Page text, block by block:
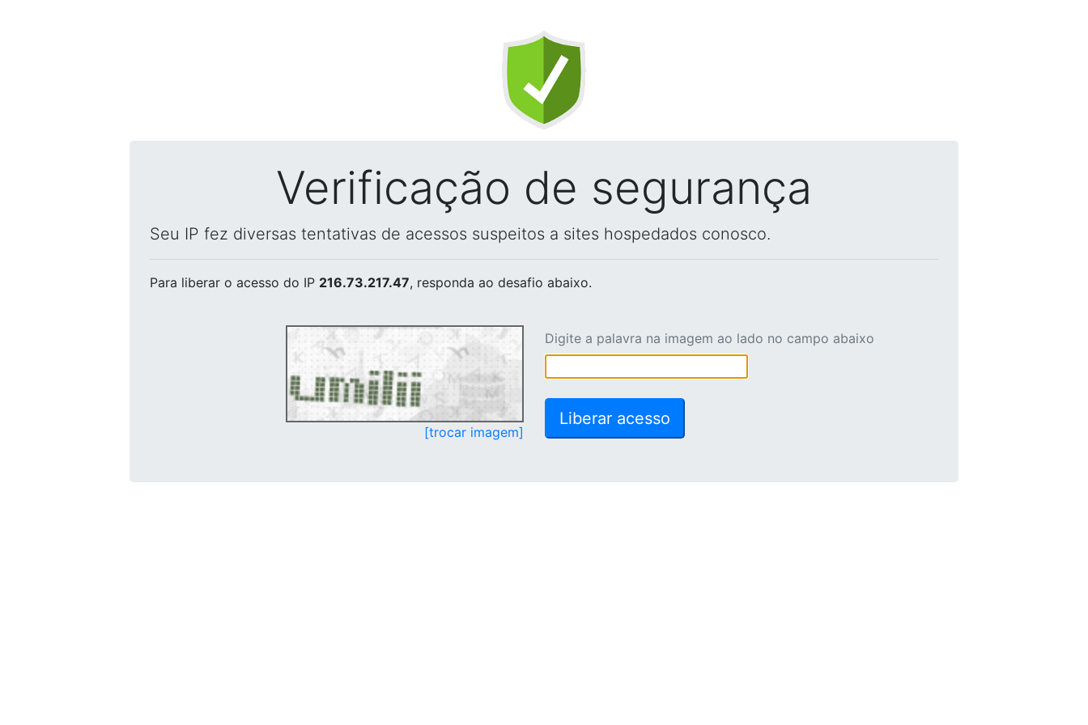
Verificação de segurança
Seu IP fez diversas tentativas de acessos suspeitos a sites hospedados conosco.
Para liberar o acesso do IP 216.73.217.47, responda ao desafio abaixo.
[trocar imagem]
Digite a palavra na imagem ao lado no campo abaixo